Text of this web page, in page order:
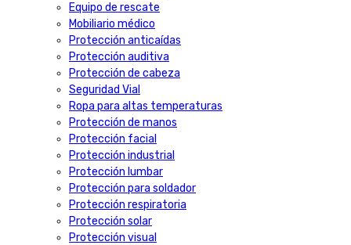
Equipo de rescate
Mobiliario médico
Protección anticaídas
Protección auditiva
Protección de cabeza
Seguridad Vial
Ropa para altas temperaturas
Protección de manos
Protección facial
Protección industrial
Protección lumbar
Protección para soldador
Protección respiratoria
Protección solar
Protección visual